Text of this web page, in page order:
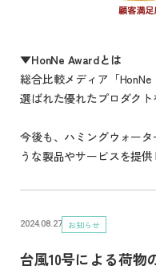
▼HonNe Awardとは
総合比較メディア「
選ばれた優れたプロダクト
今後も、ハミングウォー
うな製品やサービスを提供
台風10号による荷物
2024.08.27 お知らせ